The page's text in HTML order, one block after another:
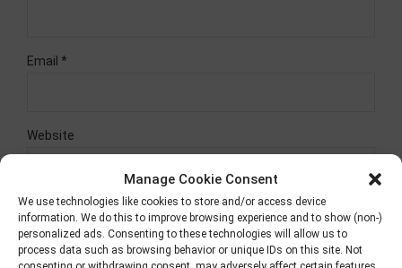
Manage Cookie Consent
We use technologies like cookies to store and/or access device
information. We do this to improve browsing experience and to show (non-)
personalized ads. Consenting to these technologies will allow us to
process data such as browsing behavior or unique IDs on this site. Not
Email *
Website
Δημοσίευση σχολίου